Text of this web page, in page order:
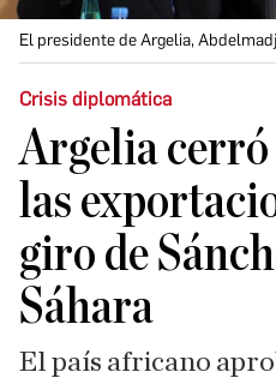
El presidente de Argelia,
Crisis diplomática
Argelia
las
giro de
Sáhara
El país africano